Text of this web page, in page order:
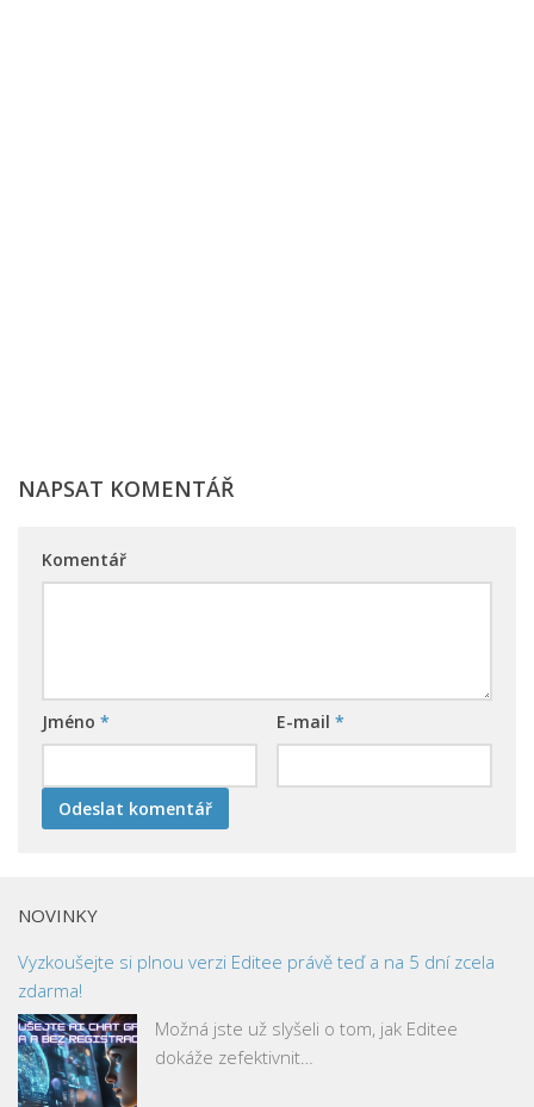
NAPSAT KOMENTÁŘ
Komentář
Jméno * E-mail *
NOVINKY
Vyzkoušejte si plnou verzi Editee právě teď a na 5 dní zcela
zdarma!
Možná jste už slyšeli o tom, jak Editee
dokáže zefektivnit…